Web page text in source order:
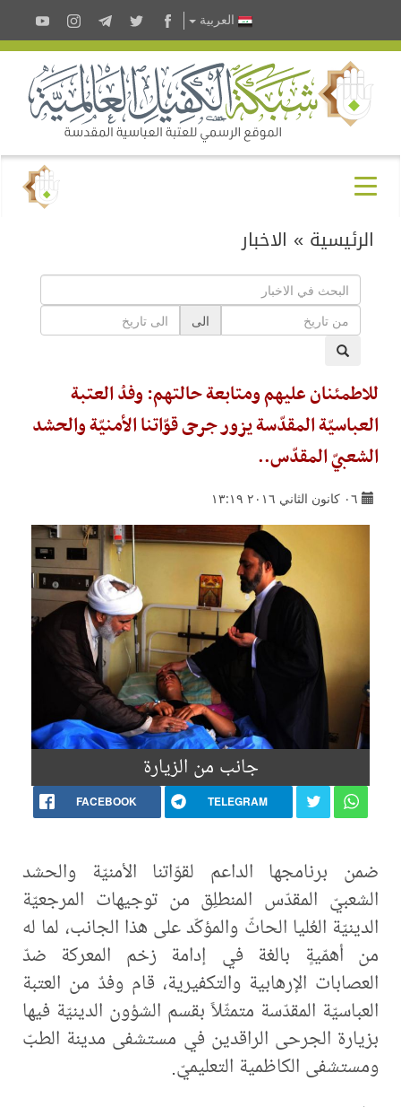
العربية
الرئيسية » الاخبار
الى
للاطمئنان عليهم ومتابعة حالتهم: وفدُ العتبة
العباسيّة المقدّسة يزور جرحى قوّاتنا الأمنيّة والحشد
الشعبيّ المقدّس..
٠٦ كانون الثاني ٢٠١٦ ١٣:١٩
جانب من الزيارة
FACEBOOK TELEGRAM
ضمن برنامجها الداعم لقوّاتنا الأمنيّة والحشد
الشعبيّ المقدّس المنطلِق من توجيهات المرجعيّة
الدينيّة العُليا الحاثّ والمؤكّد على هذا الجانب، لما له
من أهمّيةٍ بالغة في إدامة زخم المعركة ضدّ
العصابات الإرهابية والتكفيرية، قام وفدٌ من العتبة
العباسيّة المقدّسة متمثّلاً بقسم الشؤون الدينيّة فيها
بزيارة الجرحى الراقدين في مستشفى مدينة الطبّ
ومستشفى الكاظمية التعليميّ.